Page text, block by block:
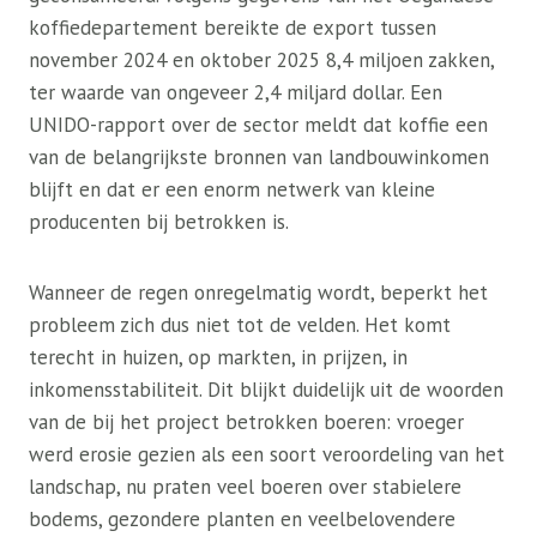
koffiedepartement bereikte de export tussen
november 2024 en oktober 2025 8,4 miljoen zakken,
ter waarde van ongeveer 2,4 miljard dollar. Een
UNIDO-rapport over de sector meldt dat koffie een
van de belangrijkste bronnen van landbouwinkomen
blijft en dat er een enorm netwerk van kleine
producenten bij betrokken is.
Wanneer de regen onregelmatig wordt, beperkt het
probleem zich dus niet tot de velden. Het komt
terecht in huizen, op markten, in prijzen, in
inkomensstabiliteit. Dit blijkt duidelijk uit de woorden
van de bij het project betrokken boeren: vroeger
werd erosie gezien als een soort veroordeling van het
landschap, nu praten veel boeren over stabielere
bodems, gezondere planten en veelbelovendere